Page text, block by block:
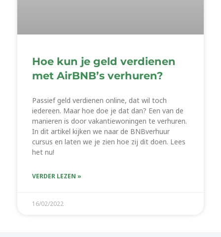
Hoe kun je geld verdienen
met AirBNB’s verhuren?
Passief geld verdienen online, dat wil toch
iedereen. Maar hoe doe je dat dan? Een van de
manieren is door vakantiewoningen te verhuren.
In dit artikel kijken we naar de BNBverhuur
cursus en laten we je zien hoe zij dit doen. Lees
het nu!
VERDER LEZEN »
16/02/2022